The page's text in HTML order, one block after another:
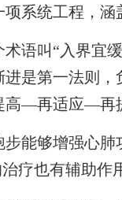
系统工程，涵
叫“入界宜缓
是第一法则
—再适应—再
够增强心肺
疗也有辅助